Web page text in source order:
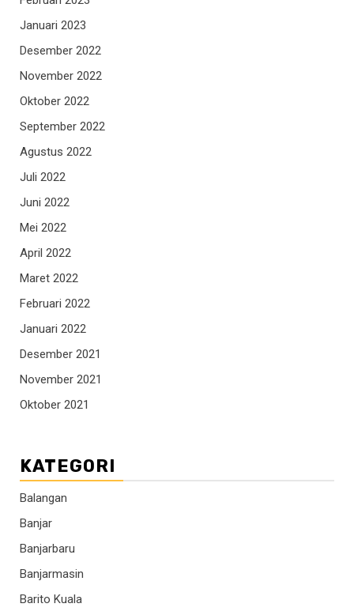
Januari 2023
Desember 2022
November 2022
Oktober 2022
September 2022
Agustus 2022
Juli 2022
Juni 2022
Mei 2022
April 2022
Maret 2022
Februari 2022
Januari 2022
Desember 2021
November 2021
Oktober 2021
KATEGORI
Balangan
Banjar
Banjarbaru
Banjarmasin
Barito Kuala